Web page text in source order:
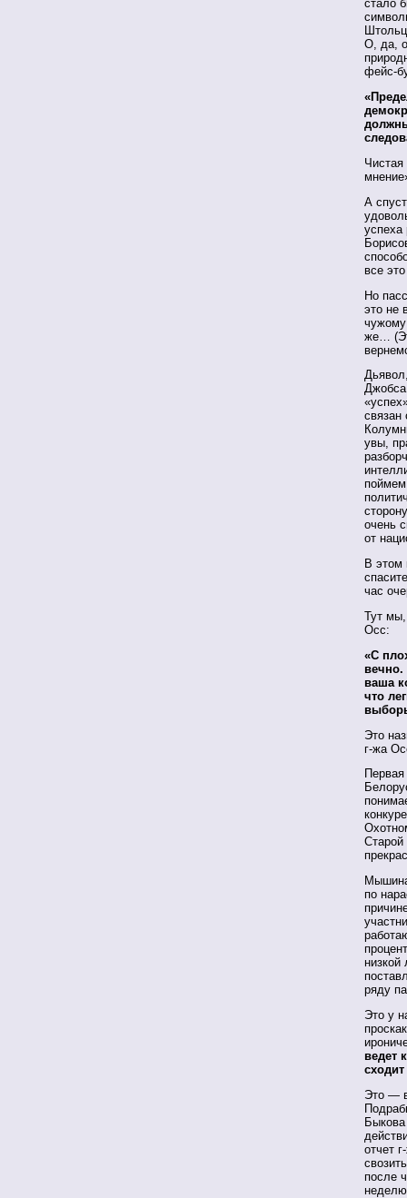
стало
О, да,
фейс-
А
успеха
все
Но
это не
чужому
же…
Джобса
связан
увы,
очень
от
В этом
час
Тут мы,
Осс:
«С
вечно.
ваша
что
Это
г-жа
по
низкой
ряду
Это у
ведет
Это —
отчет
после
неделю